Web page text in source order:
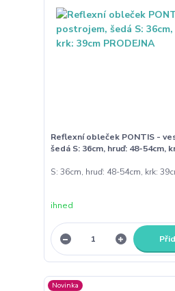
Reflexní obleček PONTIS -
šedá S: 36cm, hruď: 48-54cm,
S: 36cm, hruď: 48-54cm, krk:
ihned
Novinka